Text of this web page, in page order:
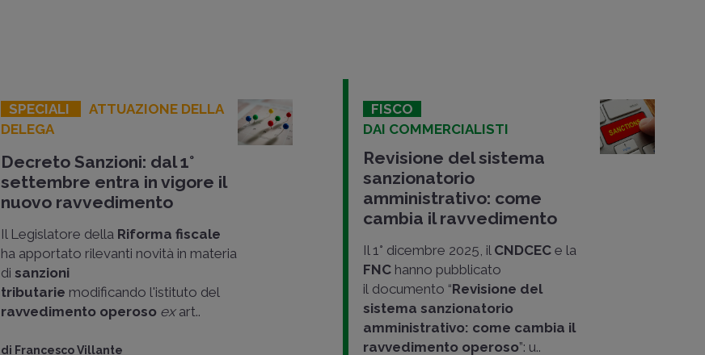
SPECIALI
ATTUAZIONE DELLA
DELEGA
Decreto Sanzioni: dal 1°
settembre entra in vigore il
nuovo ravvedimento
Il Legislatore della Riforma fiscale
ha apportato rilevanti novità in materia
di sanzioni
tributarie modificando l'istituto del
ravvedimento operoso ex art..
di Francesco Villante
FISCO
DAI COMMERCIALISTI
Revisione del sistema
sanzionatorio
amministrativo: come
cambia il ravvedimento
Il 1° dicembre 2025, il CNDCEC e la
FNC hanno pubblicato
il documento “Revisione del
sistema sanzionatorio
amministrativo: come cambia il
ravvedimento operoso”: u..